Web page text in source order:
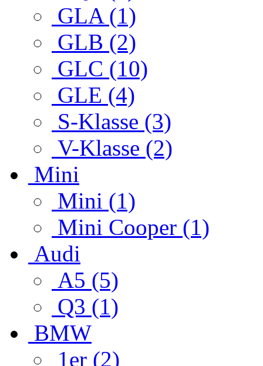
GLA (1)
GLB (2)
GLC (10)
GLE (4)
S-Klasse (3)
V-Klasse (2)
Mini
Mini (1)
Mini Cooper (1)
Audi
A5 (5)
Q3 (1)
BMW
1er (2)